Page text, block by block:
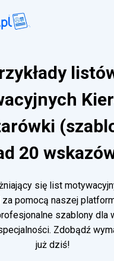
20
się list
pomocą naszej
szablony dla
Zdobądź
już dziś!